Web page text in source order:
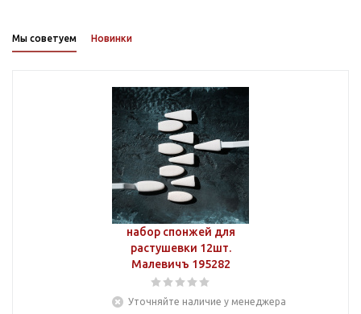
Мы советуем Новинки
набор спонжей для
растушевки 12шт.
Малевичъ 195282
Уточняйте наличие у менеджера